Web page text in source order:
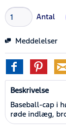
Antal
Meddelelser
Beskrivelse
Baseball-cap i
røde indlæg,